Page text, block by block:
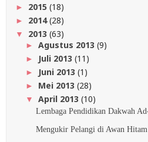
► 2015 (18)
► 2014(28)
▼ 2013 (63)
► Agustus 2013 (9)
► Juli 2013 (11)
► Juni 2013 (1)
► Mei 2013 (28)
▼ April 2013 (10)
Lembaga Pendidikan Dakwah
Mengukir Pelangi di Awan Hitam